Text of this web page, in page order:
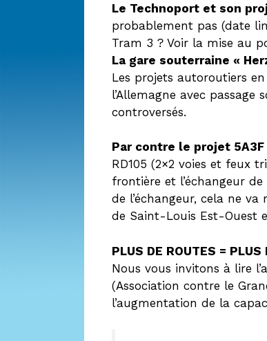
Le Technoport et son
probablement pas (date
Tram 3 ? Voir la mise au
La gare souterraine «
Les projets autoroutiers
l’Allemagne avec
controversés.
Par contre le projet 5A3F
RD105 (2×2 voies et feux
frontière et l’échangeur
de l’échangeur, cela ne
de Saint-Louis Est-Ouest
PLUS DE ROUTES = PLUS
Nous vous invitons à lire
(Association contre le
l’augmentation de la